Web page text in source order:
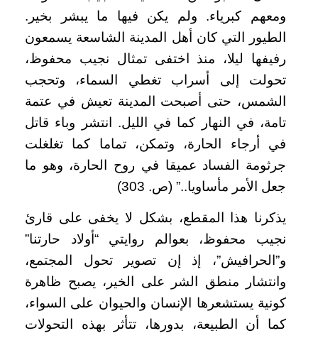
ومعهم كبرياء. ولم يكن فيها ما يبشر بخير.
الطيور التي كان أهل المدينة الشاسعة يسمعون
رفيفها ليلا، منذ اختفى تمثال نجيب محفوظ،
تحولت إلى أسراب تغطي السماء، وتحجب
الشمس، حتى أصبحت المدينة تعيش في عتمة
تامة، في النهار كما في الليل. انتشر وباء قاتل
في أرجاء الحارة، وتمكن، تماما كما تغلغلت
جرثومة الفساد عميقا في روح الحارة، وهو ما
جعل الأمر مأساويا..” (ص. 303)
يذكرنا هذا المقطع، بشكل لا يخفى على قارئ
نجيب محفوظ، بعوالم روايتي “أولاد حارتنا”
و”الحرافيش”، إذ إن تصوير تحول المجتمع،
وانتشار منطق الشر على الخير، يصبح ظاهرة
كونية يستشعرها الإنسان والحيوان على السواء،
كما أن الطبيعة، بدورها، تتأثر بهذه التحولات